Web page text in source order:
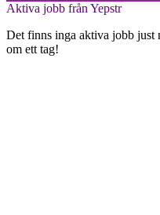
Aktiva jobb från Yepstr
Det finns inga aktiva jobb just
om ett tag!